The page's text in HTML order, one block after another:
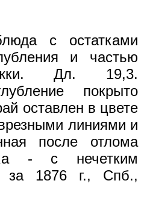
с остатками
и частью
Дл. 19,3.
покрыто
оставлен в цвете
линиями и
после отлома
- с нечетким
за 1876 г., Спб.,